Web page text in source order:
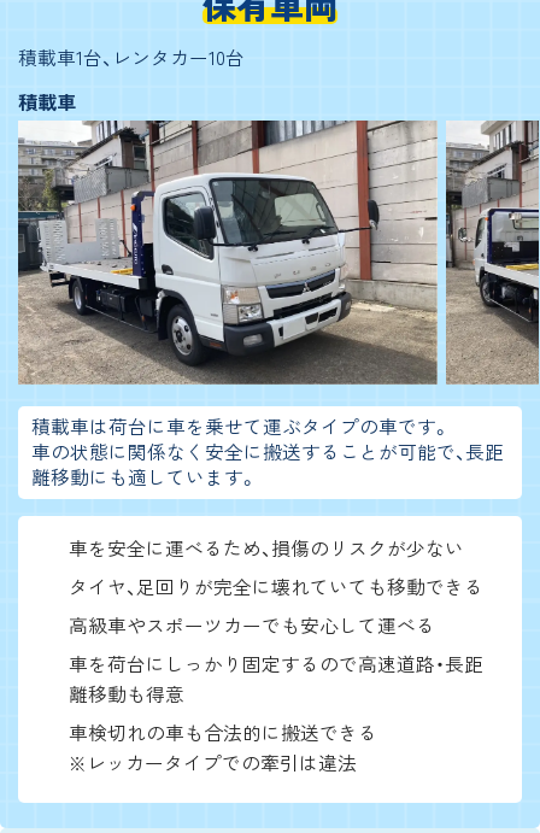
積載車1台、レンタカー10台
積載車
積載車は荷台に車を乗せて運ぶタイプの車です。
車の状態に関係なく安全に搬送することが可能で、長距
離移動にも適しています。
車を安全に運べるため、損傷のリスクが少ない
タイヤ、足回りが完全に壊れていても移動できる
高級車やスポーツカーでも安心して運べる
車を荷台にしっかり固定するので高速道路・長距
離移動も得意
車検切れの車も合法的に搬送できる
※レッカータイプでの牽引は違法